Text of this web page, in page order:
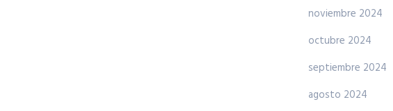
noviembre 2024
octubre 2024
septiembre 2024
agosto 2024